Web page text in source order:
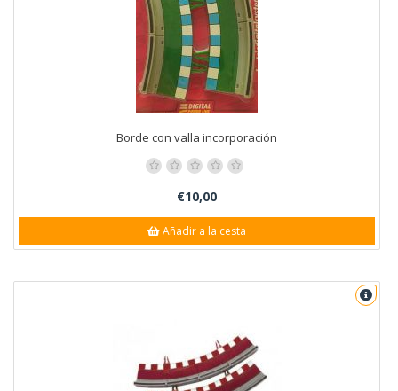
Borde con valla incorporación
€10,00
Añadir a la cesta